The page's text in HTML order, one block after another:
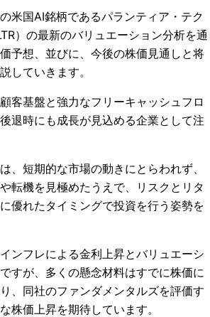
米国AI銘柄であるパランティア・テク
）の最新のバリュエーション分析を通
予想、並びに、今後の株価見通しと将
していきます。
客基盤と強力なフリーキャッシュフロ
退時にも成長が見込める企業として注
、短期的な市場の動きにとらわれず、
転機を見極めたうえで、リスクとリタ
優れたタイミングで投資を行う姿勢を
ンフレによる金利上昇とバリュエーシ
すが、多くの懸念材料はすでに株価に
、同社のファンダメンタルズを評価す
株価上昇を期待しています。